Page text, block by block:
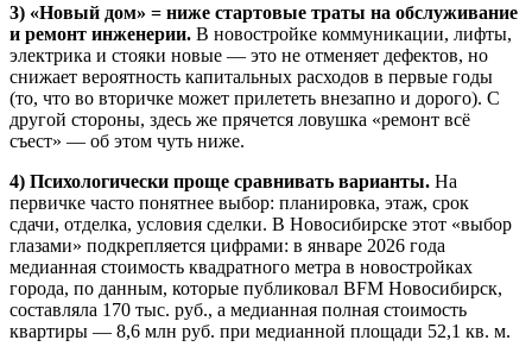
3) «Новый дом» = ниже стартовые траты на обслуживание
и ремонт инженерии. В новостройке коммуникации, лифты,
электрика и стояки новые — это не отменяет дефектов, но
снижает вероятность капитальных расходов в первые годы
(то, что во вторичке может прилететь внезапно и дорого). С
другой стороны, здесь же прячется ловушка «ремонт всё
съест» — об этом чуть ниже.
4) Психологически проще сравнивать варианты. На
первичке часто понятнее выбор: планировка, этаж, срок
сдачи, отделка, условия сделки. В Новосибирске этот «выбор
глазами» подкрепляется цифрами: в январе 2026 года
медианная стоимость квадратного метра в новостройках
города, по данным, которые публиковал BFM Новосибирск,
составляла 170 тыс. руб., а медианная полная стоимость
квартиры — 8,6 млн руб. при медианной площади 52,1 кв. м.